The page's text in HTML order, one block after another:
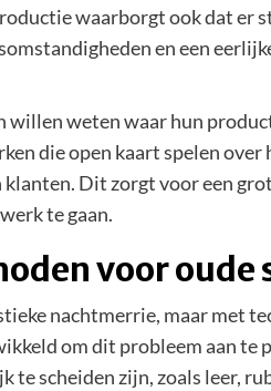
waarborgt ook dat er
en een
weten waar hun
die open kaart spelen
Dit zorgt voor een
te gaan.
voor oude
nachtmerrie, maar met
om dit probleem aan te
scheiden zijn, zoals leer,